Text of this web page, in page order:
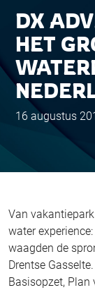
DX
HET
16 augustus
Van
water
waagden de
Drentse
Basisopzet, Plan